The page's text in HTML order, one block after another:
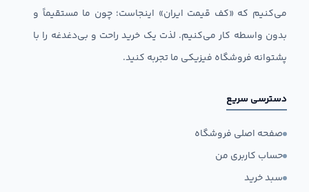
می‌کنیم که «کف قیمت ایران» اینجاست؛ چون ما مستقیماً و
بدون واسطه کار می‌کنیم. لذت یک خرید راحت و بی‌دغدغه را با
پشتوانه فروشگاه فیزیکی ما تجربه کنید.
دسترسی سریع
صفحه اصلی فروشگاه
حساب کاربری من
سبد خرید